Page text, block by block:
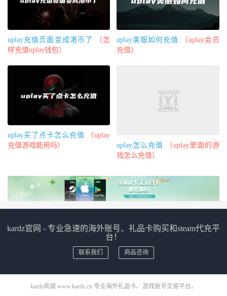
uplay充值页面变成港币了
（怎
样充值uplay钱包）
uplay美服如何充值
（uplay会员
充值）
uplay买了点卡怎么充值
（uplay
充值游戏能用吗）
uplay怎么充值
（uplay里面的游
戏怎么充值）
kardz官网 - 专业急速的海外账号、礼品卡购买和steam代充平
台！
联系我们 商品咨询
kardz商城 www.kardz.cn 专业海外礼品卡、游戏账号交易平台。